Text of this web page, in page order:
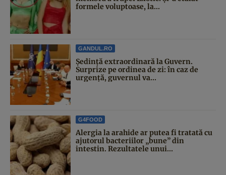
formele voluptoase, la...
GANDUL.RO
Şedinţă extraordinară la Guvern.
Surprize pe ordinea de zi: în caz de
urgență, guvernul va...
G4FOOD
Alergia la arahide ar putea fi tratată cu
ajutorul bacteriilor „bune” din
intestin. Rezultatele unui...